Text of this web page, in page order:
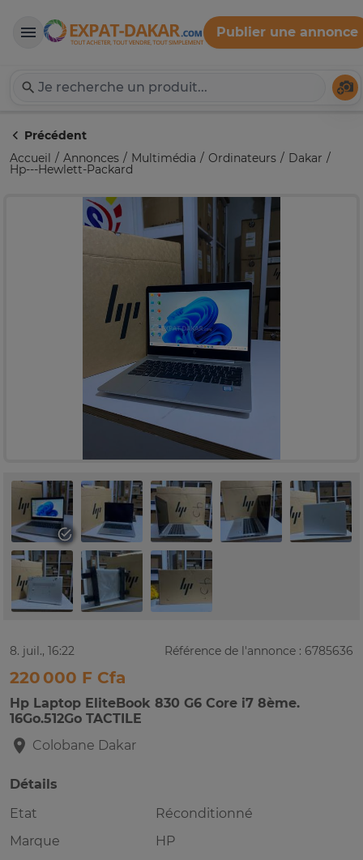
Expat-Dakar
Publier une annonce
Précédent
Accueil
Annonces Multimédia Ordinateurs Dakar
Hp---Hewlett-Packard
8. juil., 16:22 Référence de l'annonce : 6785636
220 000 F Cfa
Hp Laptop EliteBook 830 G6 Core i7 8ème.
16Go.512Go TACTILE
Colobane Dakar
Détails
Etat
Réconditionné
Marque
HP